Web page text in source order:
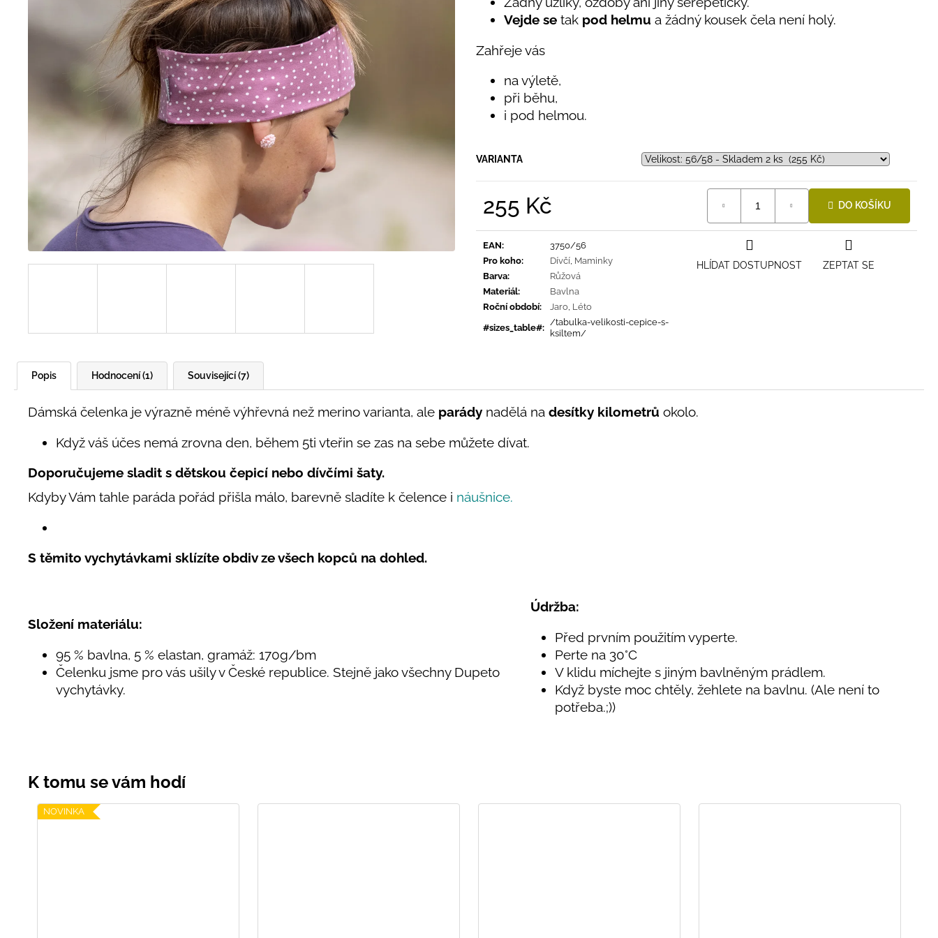
Vejde se tak pod helmu a žádný kousek čela není holý.
Zahřeje vás
na výletě,
při běhu,
i pod helmou.
VARIANTA
255 Kč DO KOŠÍKU
EAN:
3750/56
Pro koho: Dívčí Maminky
Barva:
Růžová
Materiál:
Bavlna
Roční období: Jaro Léto
#sizes_table#:
/tabulka-velikosti-cepice-s-
ksiltem/
ZEPTAT SE
HLÍDAT DOSTUPNOST
Popis Hodnocení (1) Související (7)
Dámská čelenka je výrazně méně výhřevná než merino varianta, ale parády nadělá na desítky kilometrů okolo.
Když váš účes nemá zrovna den, během 5ti vteřin se zas na sebe můžete dívat.
Doporučujeme sladit s dětskou čepicí nebo dívčími šaty.
Kdyby Vám tahle paráda pořád přišla málo, barevně sladíte k čelence i náušnice.
S těmito vychytávkami sklízíte obdiv ze všech kopců na dohled.
Složení materiálu:
95 % bavlna, 5 % elastan, gramáž: 170g/bm
Čelenku jsme pro vás ušily v České republice. Stejně jako všechny Dupeto
vychytávky.
Údržba:
Před prvním použitím vyperte.
Perte na 30°C
V klidu míchejte s jiným bavlněným prádlem.
Když byste moc chtěly, žehlete na bavlnu. (Ale není to
potřeba.;))
NOVINKA
395 Kč
435 Kč